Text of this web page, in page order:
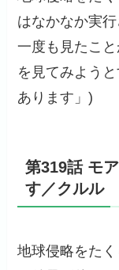
はなかなか実
一度も見たこ
を見てみよう
あります」)
第319話 モ
す／クルル
地球侵略をた